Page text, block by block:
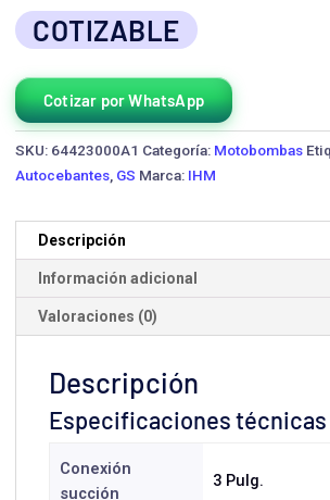
COTIZABLE
Cotizar por WhatsApp
SKU: 64423000A1 Categoría: Motobombas
Autocebantes GS Marca: IHM
Descripción
Información adicional
Valoraciones (0)
Descripción
Especificaciones técnicas
Conexión
succión
3 Pulg.